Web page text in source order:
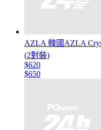
AZLA 韓國AZLA
(2對裝)
$620
$650